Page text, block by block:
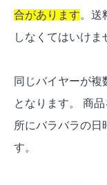
合があります。送
しなくてはいけま
同じバイヤーが複
となります。 商
所にバラバラの日
す。